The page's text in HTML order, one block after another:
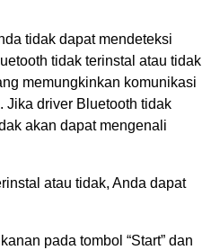
tidak dapat mendeteksi
tidak terinstal atau tidak
memungkinkan komunikasi
Jika driver Bluetooth tidak
akan dapat mengenali
atau tidak, Anda dapat
pada tombol “Start” dan